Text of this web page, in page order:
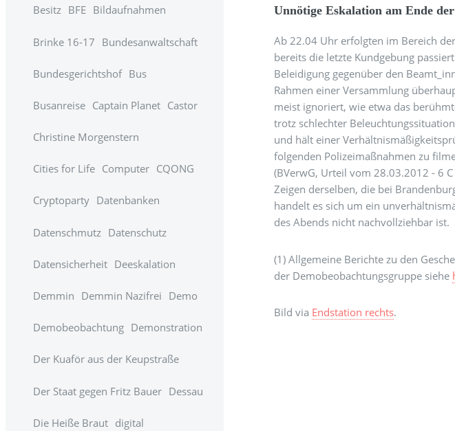
Unnötige Eskalation am Ende
Ab 22.04 Uhr erfolgten im Bereich
bereits die letzte Kundgebung
Beleidigung gegenüber den
Rahmen einer Versammlung
meist ignoriert, wie etwa das
trotz schlechter
und hält einer
folgenden Polizeimaßnahmen zu
(BVerwG, Urteil vom 28.03.2012 - 6
Zeigen derselben, die bei
handelt es sich um ein
des Abends nicht nachvollziehbar ist.
(1) Allgemeine Berichte zu den
der Demobeobachtungsgruppe siehe
Bild via Endstation rechts.
Besitz BFE Bildaufnahmen
Brinke 16-17 Bundesanwaltschaft
Bundesgerichtshof Bus
Busanreise Captain Planet Castor
Christine Morgenstern
Cities for Life Computer CQONG
Cryptoparty Datenbanken
Datenschmutz Datenschutz
Datensicherheit Deeskalation
Demmin Demmin Nazifrei Demo
Demobeobachtung Demonstration
Der Kuaför aus der Keupstraße
Der Staat gegen Fritz Bauer Dessau
Die Heiße Braut digital